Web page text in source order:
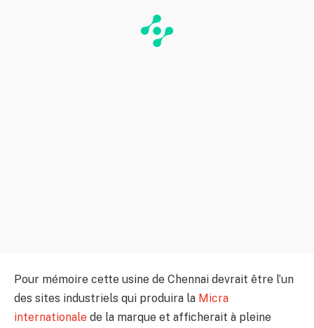
Pour mémoire cette usine de Chennai devrait être l’un
des sites industriels qui produira la Micra
internationale de la marque et afficherait à pleine